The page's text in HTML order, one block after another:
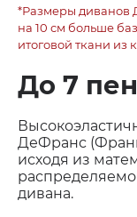
*Размеры диванов
на 10 см больше
итоговой ткани из
До 7
ДеФранс
исходя из
дивана.